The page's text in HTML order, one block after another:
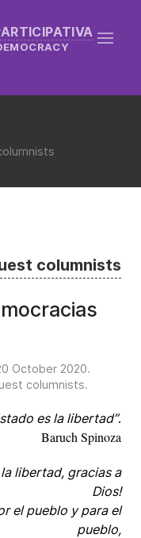
columnists
October 2020.
columnists.
es la libertad”.
Baruch Spinoza
la libertad, gracias a
Dios!
el pueblo y para el
pueblo,